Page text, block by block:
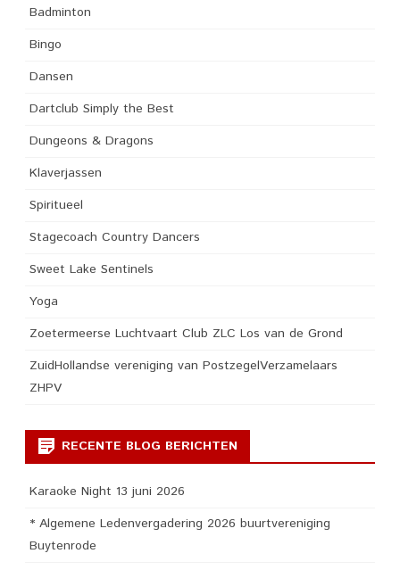
Badminton
Bingo
Dansen
Dartclub Simply the Best
Dungeons & Dragons
Klaverjassen
Spiritueel
Stagecoach Country Dancers
Sweet Lake Sentinels
Yoga
Zoetermeerse Luchtvaart Club ZLC Los van de Grond
ZuidHollandse vereniging van PostzegelVerzamelaars
ZHPV
RECENTE BLOG BERICHTEN
Karaoke Night 13 juni 2026
* Algemene Ledenvergadering 2026 buurtvereniging
Buytenrode